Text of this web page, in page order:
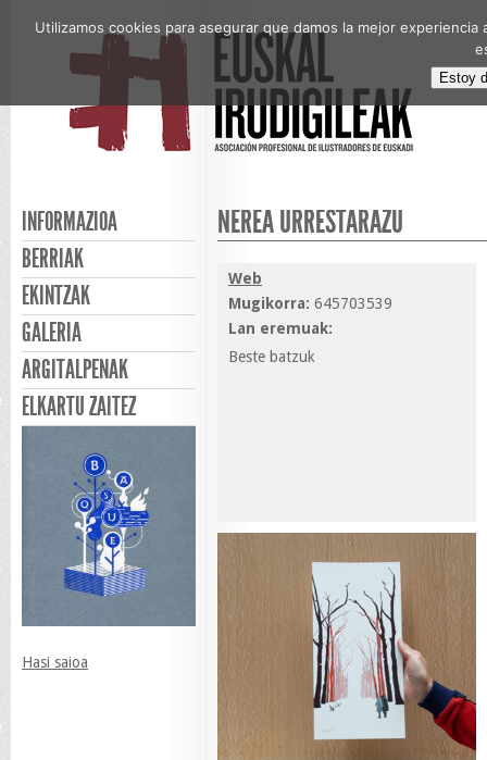
INFORMAZIOA
BERRIAK
EKINTZAK
GALERIA
ARGITALPENAK
ELKARTU ZAITEZ
Hasi saioa
NEREA URRESTARAZU
Web
Mugikorra: 645703539
Lan eremuak:
Beste batzuk
Utilizamos cookies para asegurar que damos la mejor
Estoy